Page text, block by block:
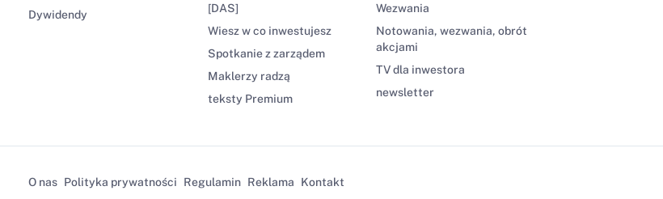
Dywidendy
[DAS]
Wiesz w co inwestujesz
Spotkanie z zarządem
Maklerzy radzą
teksty Premium
Wezwania
Notowania, wezwania, obrót
akcjami
TV dla inwestora
newsletter
O nas Polityka prywatności Regulamin Reklama Kontakt